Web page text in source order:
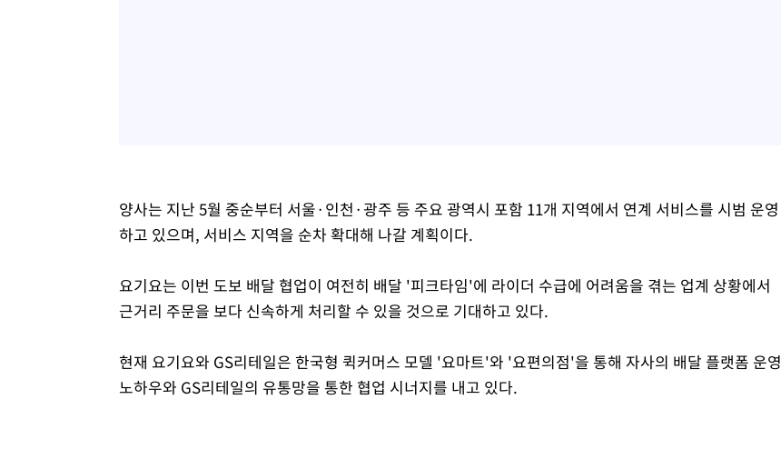
양사는 지난 5월 중순부터 서울·인천·광주 등 주요 광역시 포함 11개 지역에서 연계 서비스를 시범 운영
하고 있으며, 서비스 지역을 순차 확대해 나갈 계획이다.
요기요는 이번 도보 배달 협업이 여전히 배달 '피크타임'에 라이더 수급에 어려움을 겪는 업계 상황에서
근거리 주문을 보다 신속하게 처리할 수 있을 것으로 기대하고 있다.
현재 요기요와 GS리테일은 한국형 퀵커머스 모델 '요마트'와 '요편의점'을 통해 자사의 배달 플랫폼 운영
노하우와 GS리테일의 유통망을 통한 협업 시너지를 내고 있다.